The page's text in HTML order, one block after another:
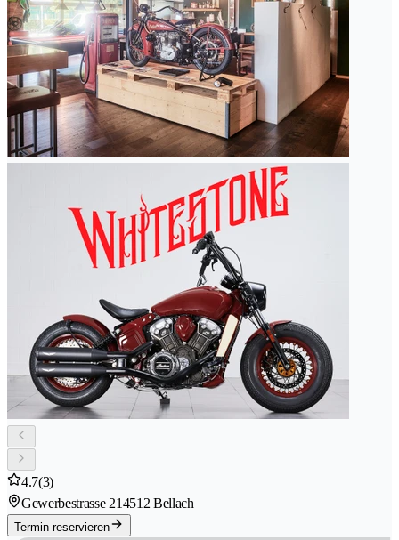
4.7(3)
Gewerbestrasse 214512 Bellach
Termin reservieren